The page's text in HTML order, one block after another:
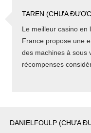
TAREN (CHƯA
Le meilleur casino en
France propose une
des machines à sous
récompenses
DANIELFOULP (CHƯA